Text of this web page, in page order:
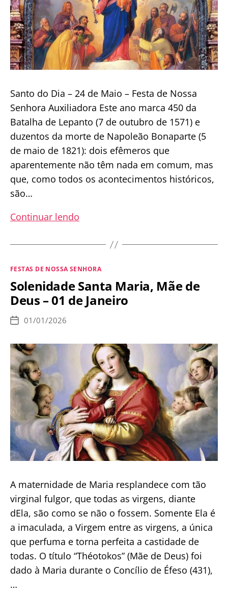
Santo do Dia – 24 de Maio – Festa de Nossa
Senhora Auxiliadora Este ano marca 450 da
Batalha de Lepanto (7 de outubro de 1571) e
duzentos da morte de Napoleão Bonaparte (5
de maio de 1821): dois efêmeros que
aparentemente não têm nada em comum, mas
que, como todos os acontecimentos históricos,
são…
Continuar lendo
Auxiliadora
24
de
maio
Categorias
FESTAS DE NOSSA SENHORA
SolenidadeSanta Maria, Mãe de
Deus – 01 de Janeiro
Data
publicação
01/01/2026
A maternidade de Maria resplandece com tão
virginal fulgor, que todas as virgens, diante
dEla, são como se não o fossem. Somente Ela é
a imaculada, a Virgem entre as virgens, a única
que perfuma e torna perfeita a castidade de
todas. O título “Théotokos” (Mãe de Deus) foi
dado à Maria durante o Concílio de Éfeso (431),
…